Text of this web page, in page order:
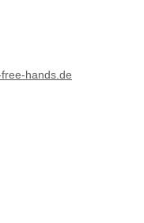
hands.de